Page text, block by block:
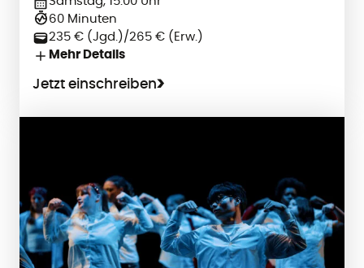
60 Minuten
235 € (Jgd.)/265 € (Erw.)
Mehr Details
Jetzt einschreiben